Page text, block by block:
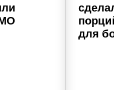
для